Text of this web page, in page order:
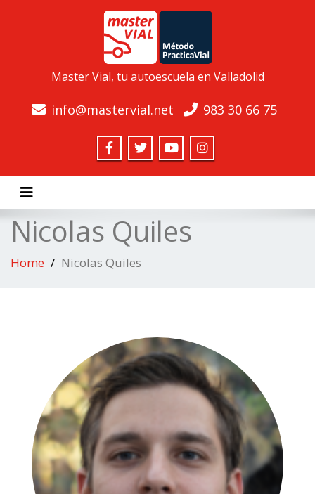
Master Vial, tu autoescuela en Valladolid
info@mastervial.net 983 30 66 75
Toggle navigation
Nicolas Quiles
Home Nicolas Quiles